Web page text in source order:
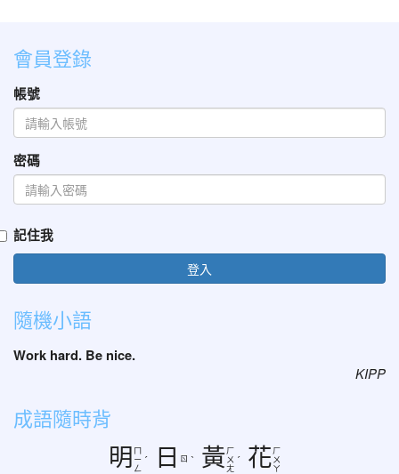
會員登錄
帳號
密碼
記住我
登入
隨機小語
Work hard. Be nice.
KIPP
成語隨時背
明 ㄇ
ㄧ
ㄥ
ˊ 日 ㄖ ˋ 黃ㄏ
ㄨ
ㄤ
ˊ 花ㄏ
ㄨ
ㄚ